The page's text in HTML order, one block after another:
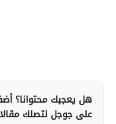
هل يعجبك محتوانا؟
على جوجل لتصلك